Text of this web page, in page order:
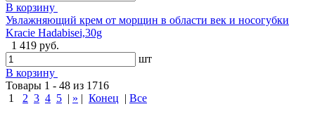
В корзину
Увлажняющий крем от морщин в области век и носогубки
Kracie Hadabisei,30g
1 419 руб.
шт
В корзину
Товары 1 - 48 из 1716
1
2 3 4 5 | » | Конец | Все